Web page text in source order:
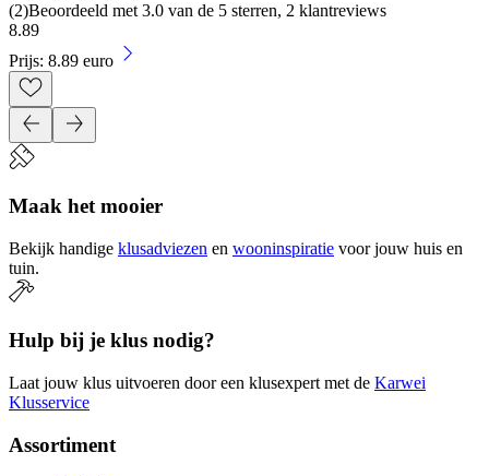
(2)Beoordeeld met 3.0 van de 5 sterren, 2 klantreviews
8.89
Prijs: 8.89 euro
Maak het mooier
Bekijk handige klusadviezen en wooninspiratie voor jouw huis en
tuin.
Hulp bij je klus nodig?
Laat jouw klus uitvoeren door een klusexpert met de Karwei
Klusservice
Assortiment